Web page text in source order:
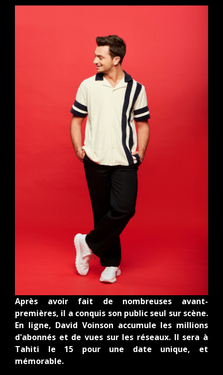
Après avoir fait de nombreuses avant-
premières, il a conquis son public seul sur scène.
En ligne, David Voinson accumule les millions
d'abonnés et de vues sur les réseaux. Il sera à
Tahiti le 15 pour une date unique, et
mémorable.